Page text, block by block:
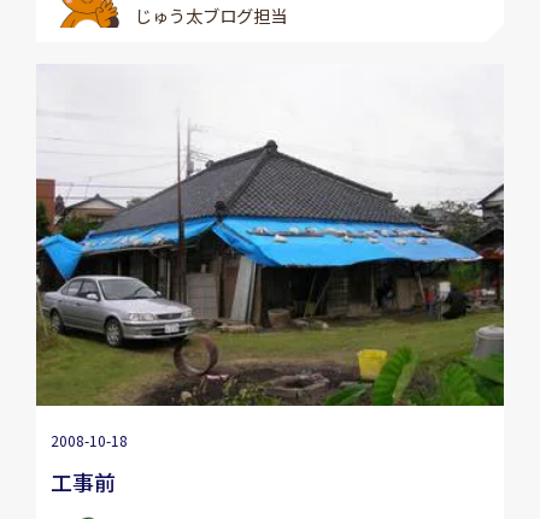
じゅう太ブログ担当
2008-10-18
工事前